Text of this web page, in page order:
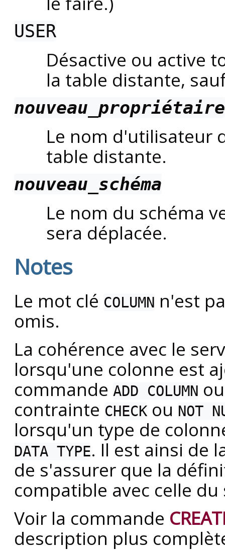
USER
Désactive ou active
la table distante,
nouveau_propriétaire
Le nom d'utilisateur
table distante.
nouveau_schéma
Le nom du schéma
sera déplacée.
Notes
Le mot clé COLUMN n'est
omis.
La cohérence avec le
lorsqu'une colonne est
commande ADD COLUMN
contrainte CHECK ou NOT
lorsqu'un type de
DATA TYPE. Il est ainsi de
de s'assurer que la
compatible avec celle
Voir la commande
description plus